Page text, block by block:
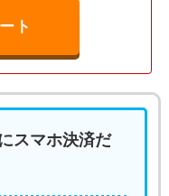
ト
スマホ決済だ